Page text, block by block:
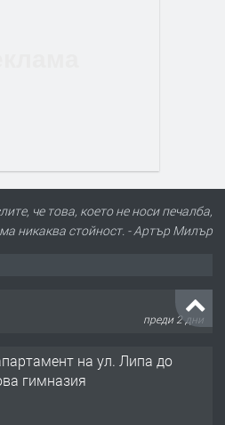
че това, което не носи печалба,
никаква стойност. - Артър Милър